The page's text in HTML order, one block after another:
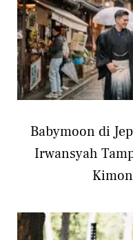
Babymoon di
Irwansyah